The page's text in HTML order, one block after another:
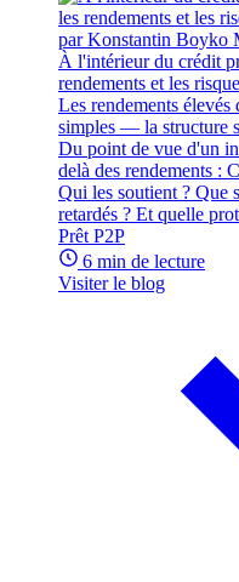
par Konstantin Boyko
À l'intérieur du crédit
rendements et les
Les rendements
simples — la structure
Du point de vue d'un
delà des rendements :
Qui les soutient ? Que
retardés ? Et quelle
Prêt P2P
6 min de lecture
Visiter le blog